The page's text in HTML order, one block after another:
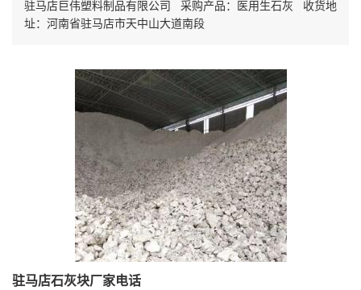
驻马店巨伟塑料制品有限公司 采购产品：医用生石灰 收货地
址：河南省驻马店市天中山大道南段
驻马店石灰块厂家电话